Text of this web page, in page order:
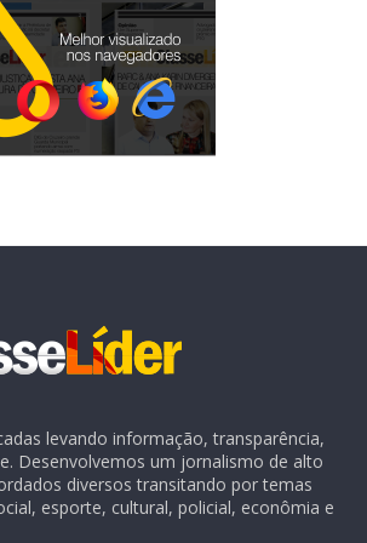
levando informação, transparência,
Desenvolvemos um jornalismo de alto
diversos transitando por temas
esporte, cultural, policial, econômia e